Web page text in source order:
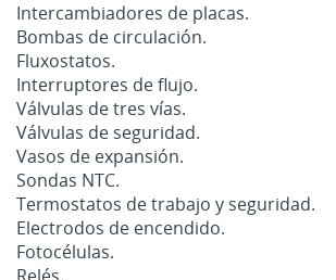
Intercambiadores de placas.
Bombas de circulación.
Fluxostatos.
Interruptores de flujo.
Válvulas de tres vías.
Válvulas de seguridad.
Vasos de expansión.
Sondas NTC.
Termostatos de trabajo y seguridad.
Electrodos de encendido.
Fotocélulas.